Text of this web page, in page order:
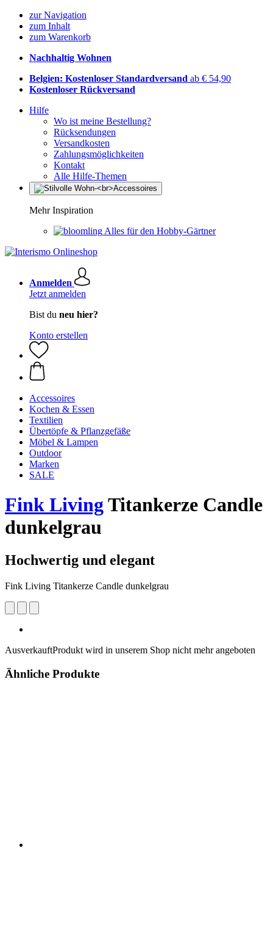
zur Navigation
zum Inhalt
zum Warenkorb
Nachhaltig Wohnen
Belgien: Kostenloser Standardversand ab € 54,90
Kostenloser Rückversand
Hilfe
Wo ist meine Bestellung?
Rücksendungen
Versandkosten
Zahlungsmöglichkeiten
Kontakt
Alle Hilfe-Themen
Mehr Inspiration
Alles für den Hobby-Gärtner
Anmelden
Jetzt anmelden
Bist du neu hier?
Konto erstellen
Accessoires
Kochen & Essen
Textilien
Übertöpfe & Pflanzgefäße
Möbel & Lampen
Outdoor
Marken
SALE
Fink LivingTitankerze Candle
dunkelgrau
Hochwertig und elegant
Fink Living Titankerze Candle dunkelgrau
AusverkauftProdukt wird in unserem Shop nicht mehr angeboten
Ähnliche Produkte